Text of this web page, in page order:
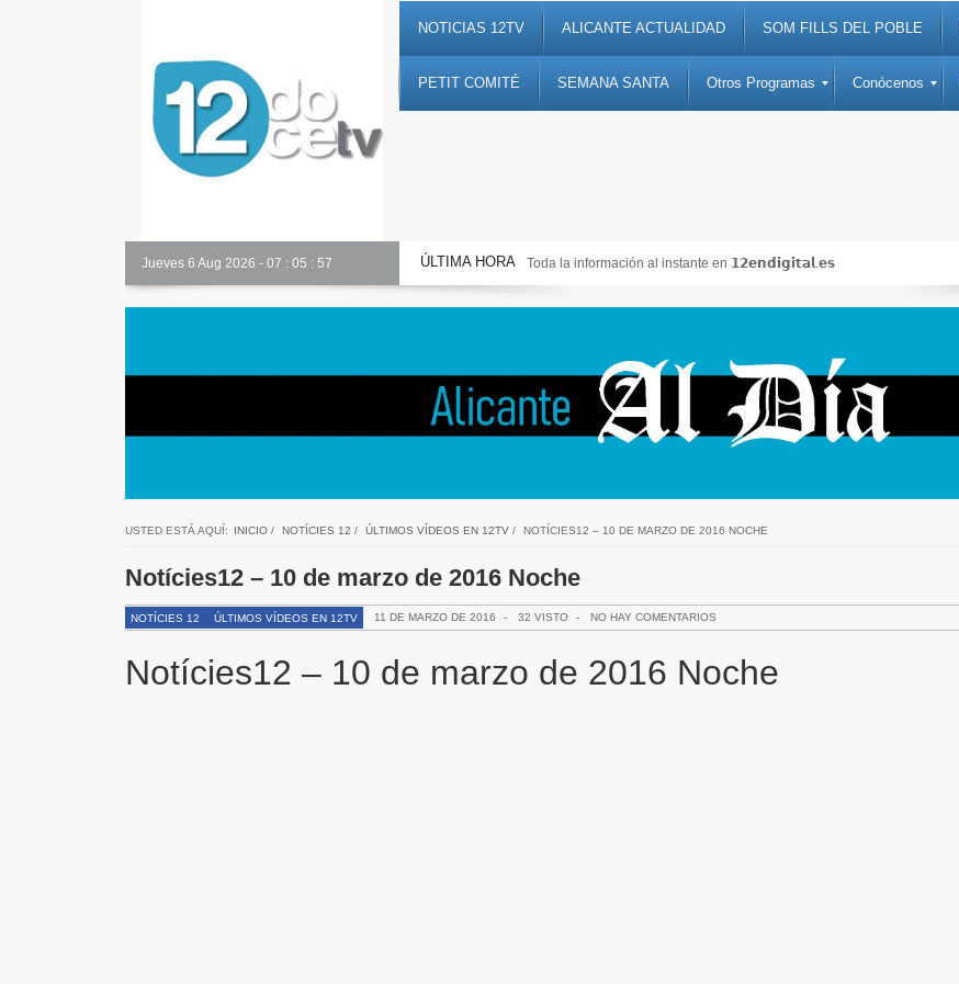
NOTICIAS 12TV ALICANTE ACTUALIDAD SOM FILLS DEL POBLE
PETIT COMITÉ SEMANA SANTA Otros Programas Conócenos
Jueves 6 Aug 2026 - 07 : 05 : 58 ÚLTIMA HORA
Alicante Actualidad Toda la información al instante en 𝟭𝟮𝗲𝗻𝗱𝗶𝗴𝗶𝘁𝗮𝗹.𝗲𝘀
USTED ESTÁ AQUÍ: INICIO/ NOTÍCIES 12 / ÚLTIMOS VÍDEOS EN 12TV/ NOTÍCIES12 – 10 DE MARZO DE 2016 NOCHE
Notícies12 – 10 de marzo de 2016 Noche
NOTÍCIES 12 ÚLTIMOS VÍDEOS EN 12TV 11 DE MARZO DE 2016 - 32 VISTO - NO HAY COMENTARIOS
Notícies12 – 10 de marzo de 2016 Noche